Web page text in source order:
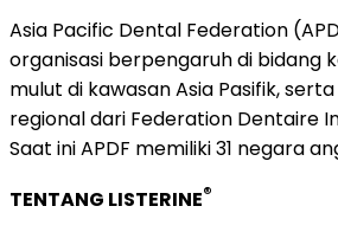
Asia Pacific Dental Federation
organisasi berpengaruh di bidang
mulut di kawasan Asia Pasifik,
regional dari Federation Dentaire
Saat ini APDF memiliki 31 negara
TENTANG LISTERINE®